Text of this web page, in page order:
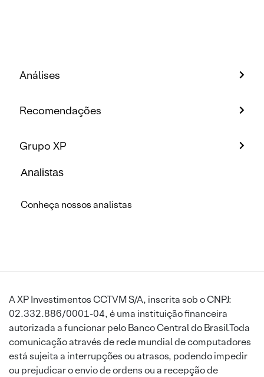
Análises
Recomendações
Grupo XP
Analistas
Conheça nossos analistas
A XP Investimentos CCTVM S/A, inscrita sob o CNPJ:
02.332.886/0001-04, é uma instituição financeira
autorizada a funcionar pelo Banco Central do Brasil.Toda
comunicação através de rede mundial de computadores
está sujeita a interrupções ou atrasos, podendo impedir
ou prejudicar o envio de ordens ou a recepção de